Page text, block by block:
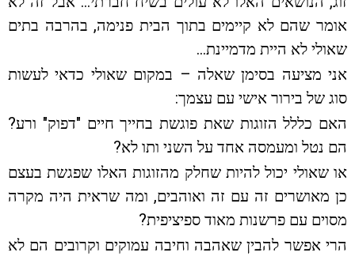
אומר שהם לא קיימים בתוך הבית פנימה, בהרבה בתים
שאולי לא היית מדמיינת…
אני מציעה בסימן שאלה – במקום שאולי כדאי לעשות
סוג של בירור אישי עם עצמך:
האם כללל הזוגות שאת פוגשת בחייך חיים "דפוק" ורע?
הם נטל ומעמסה אחד על השני ותו לא?
או שאולי יכול להיות שחלק מהזוגות האלו שפגשת בעצם
כן מאושרים זה עם זה ואוהבים, ומה שראית היה מקרה
מסוים עם פרשנות מאוד ספיציפית?
הרי אפשר להבין שאהבה וחיבה עמוקים וקרובים הם לא